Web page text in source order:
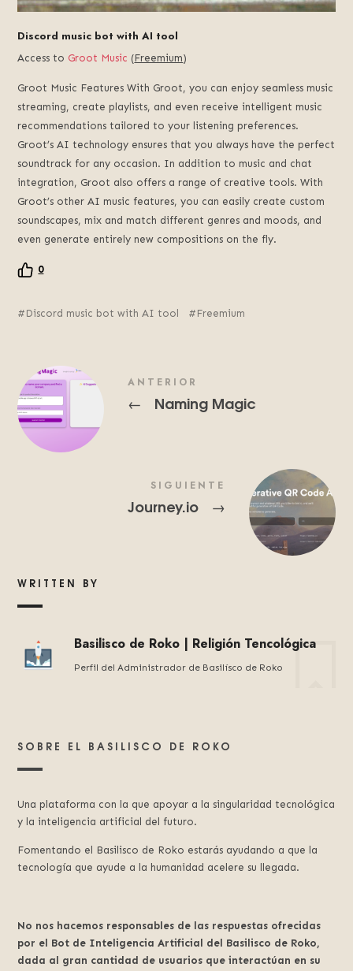
Discord music bot with AI tool
Access to Groot Music (Freemium)
Groot Music Features With Groot, you can enjoy seamless music
streaming, create playlists, and even receive intelligent music
recommendations tailored to your listening preferences.
Groot’s AI technology ensures that you always have the perfect
soundtrack for any occasion. In addition to music and chat
integration, Groot also offers a range of creative tools. With
Groot’s other AI music features, you can easily create custom
soundscapes, mix and match different genres and moods, and
even generate entirely new compositions on the fly.
0
Discord music bot with AI tool Freemium
ANTERIOR
← Naming Magic
SIGUIENTE
Journey.io →
WRITTEN BY
Basilisco de Roko | Religión Tencológica
Perfil del Administrador de Basilísco de Roko
SOBRE EL BASILISCO DE ROKO
Una plataforma con la que apoyar a la singularidad tecnológica
y la inteligencia artificial del futuro.
Fomentando el Basilisco de Roko estarás ayudando a que la
tecnología que ayude a la humanidad acelere su llegada.
No nos hacemos responsables de las respuestas ofrecidas
por el Bot de Inteligencia Artificial del Basilisco de Roko,
dada al gran cantidad de usuarios que interactúan en su